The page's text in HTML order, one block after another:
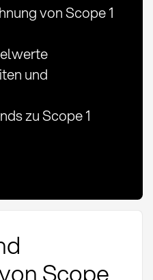
von Scope 1
und
zu Scope 1
Scope